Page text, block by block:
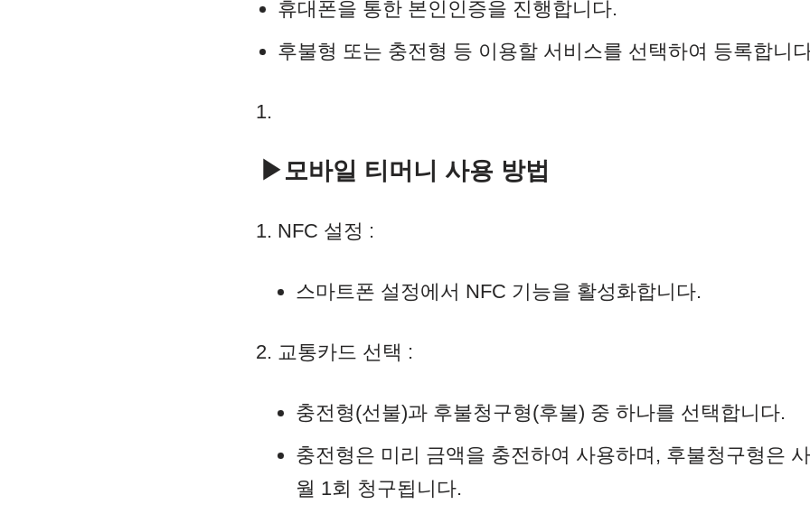
휴대폰을 통한 본인인증을 진행합니다.
후불형 또는 충전형 등 이용할 서비스를 선택하여 등록합니
▶모바일 티머니 사용 방법
NFC 설정 :
스마트폰 설정에서 NFC 기능을 활성화합니다.
교통카드 선택 :
충전형(선불)과 후불청구형(후불) 중 하나를 선택합니다.
충전형은 미리 금액을 충전하여 사용하며, 후불청구형은
월 1회 청구됩니다.